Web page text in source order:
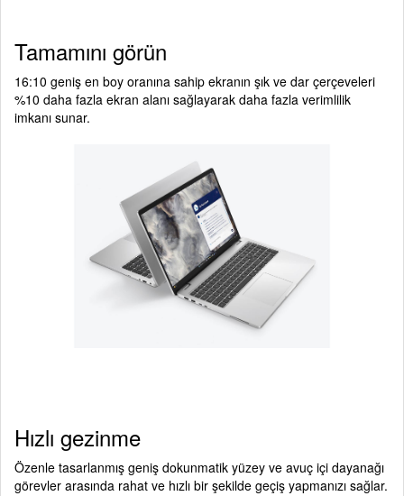
Tamamını görün
16:10 geniş en boy oranına sahip ekranın şık ve dar çerçeveleri
%10 daha fazla ekran alanı sağlayarak daha fazla verimlilik
imkanı sunar.
Hızlı gezinme
Özenle tasarlanmış geniş dokunmatik yüzey ve avuç içi dayanağı
görevler arasında rahat ve hızlı bir şekilde geçiş yapmanızı sağlar.